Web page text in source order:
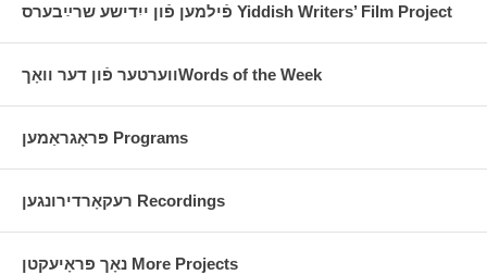
פֿילמען פֿון ייִדישע שרײַבערס Yiddish Writers’ Film Project
ווערטער פֿון דער וואָךWords of the Week
פּראָגראַמען Programs
רעקאָרדירונגען Recordings
נאָך פּראָיעקטן More Projects